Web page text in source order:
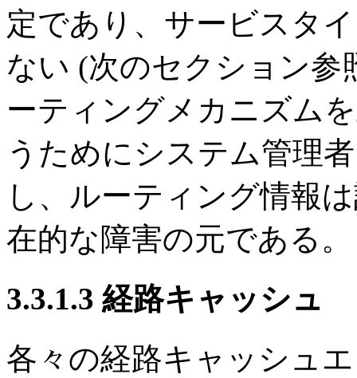
定であり、サービスタ
ない (次のセクション参
ーティングメカニズム
うためにシステム管理
し、ルーティング情報
在的な障害の元である。
3.3.1.3 経路キャッシュ
各々の経路キャッシュ